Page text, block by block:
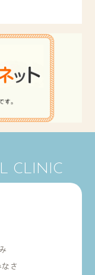
CLINIC
さ